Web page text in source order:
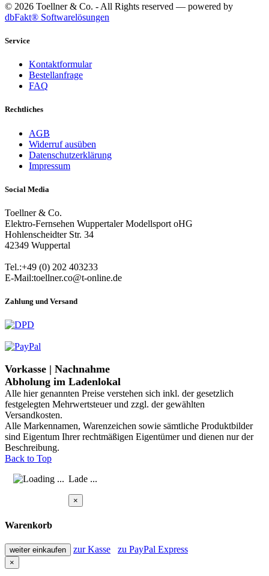
© 2026 Toellner & Co. - All Rights reserved — powered by
dbFakt® Softwarelösungen
Service
Kontaktformular
Bestellanfrage
FAQ
Rechtliches
AGB
Widerruf ausüben
Datenschutzerklärung
Impressum
Social Media
Toellner & Co.
Elektro-Fernsehen Wuppertaler Modellsport oHG
Hohlenscheidter Str. 34
42349 Wuppertal
Tel.:+49 (0) 202 403233
E-Mail:toellner.co@t-online.de
Zahlung und Versand
Vorkasse | Nachnahme
Abholung im Ladenlokal
Alle hier genannten Preise verstehen sich inkl. der gesetzlich
festgelegten Mehrwertsteuer und zzgl. der gewählten
Versandkosten.
Alle Markennamen, Warenzeichen sowie sämtliche Produktbilder
sind Eigentum Ihrer rechtmäßigen Eigentümer und dienen nur der
Beschreibung.
Back to Top
Lade ...
×
Warenkorb
weiter einkaufen zur Kasse zu PayPal Express
×